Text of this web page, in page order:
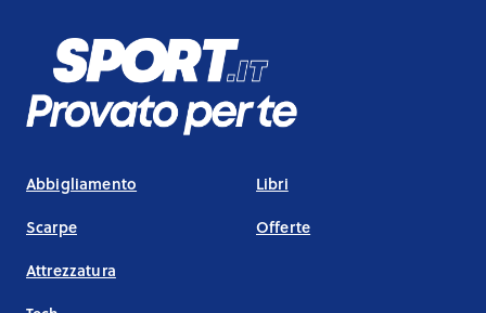
Abbigliamento
Scarpe
Attrezzatura
Libri
Offerte